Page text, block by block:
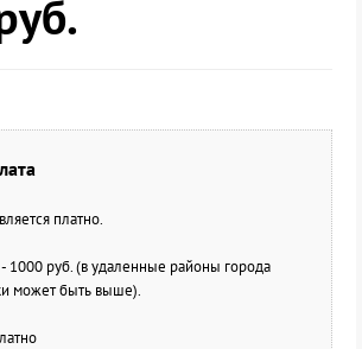
платно.
- 1000 руб. (в удаленные районы города
может быть выше).